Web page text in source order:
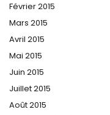
Février 2015
Mars 2015
Avril 2015
Mai 2015
Juin 2015
Juillet 2015
Août 2015